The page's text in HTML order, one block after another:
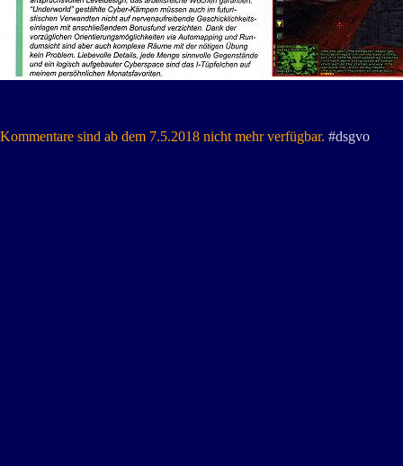
Kommentare sind ab dem 7.5.2018 nicht mehr verfügbar. #dsgvo